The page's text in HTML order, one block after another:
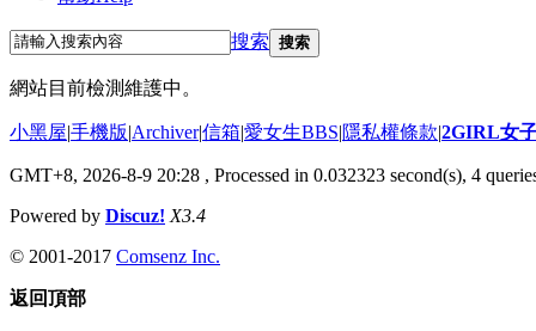
搜索 搜索
網站目前檢測維護中。
小黑屋|手機版|Archiver|信箱|愛女生BBS|隱私權條款|2GIRL女
GMT+8, 2026-8-9 20:28 , Processed in 0.032323 second(s), 4
Powered by Discuz! X3.4
© 2001-2017 Comsenz Inc.
返回頂部